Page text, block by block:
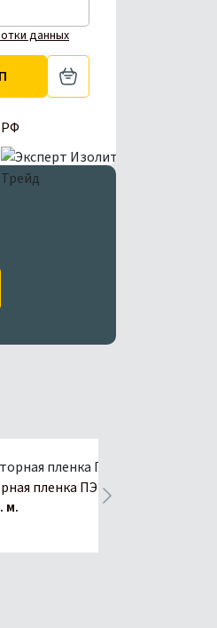
данных
РФ
пленка ПЭТ-КЭ 8 мкм 500 мм
м.